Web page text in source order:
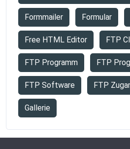
Formmailer Formular
Free HTML Editor FTP
FTP Programm FTP
FTP Software FTP
Gallerie